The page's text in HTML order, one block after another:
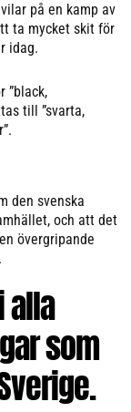
på en kamp av
ta mycket skit för
idag.
”black,
till ”svarta,
den svenska
och att det
övergripande
alla
som